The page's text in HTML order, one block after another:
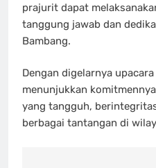
prajurit dapat
tanggung jawab dan
Bambang.
Dengan digelarnya
menunjukkan
yang tangguh,
berbagai tantangan di